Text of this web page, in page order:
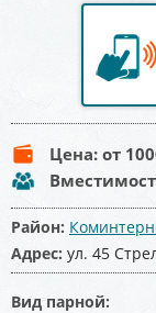
Цена: от
Район:
Адрес: ул. 45
Вид парной: